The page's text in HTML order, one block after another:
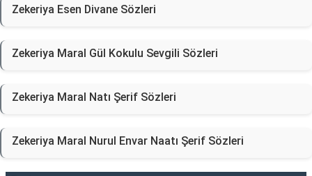
Zekeriya Esen Divane Sözleri
Zekeriya Maral Gül Kokulu Sevgili Sözleri
Zekeriya Maral Natı Şerif Sözleri
Zekeriya Maral Nurul Envar Naatı Şerif Sözleri